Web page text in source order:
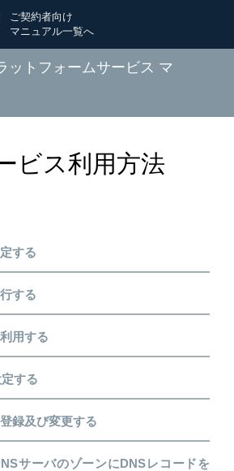
ご契約者向け
マニュアル一覧へ
ットフォームサービス マ
ビス利用方法
する
する
用する
する
録及び変更する
サーバのゾーンにDNSレコードを